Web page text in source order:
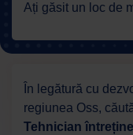
Ați găsit un loc de
În legătură cu
regiunea Oss,
Tehnician